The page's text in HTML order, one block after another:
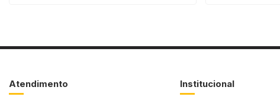
Atendimento Institucional